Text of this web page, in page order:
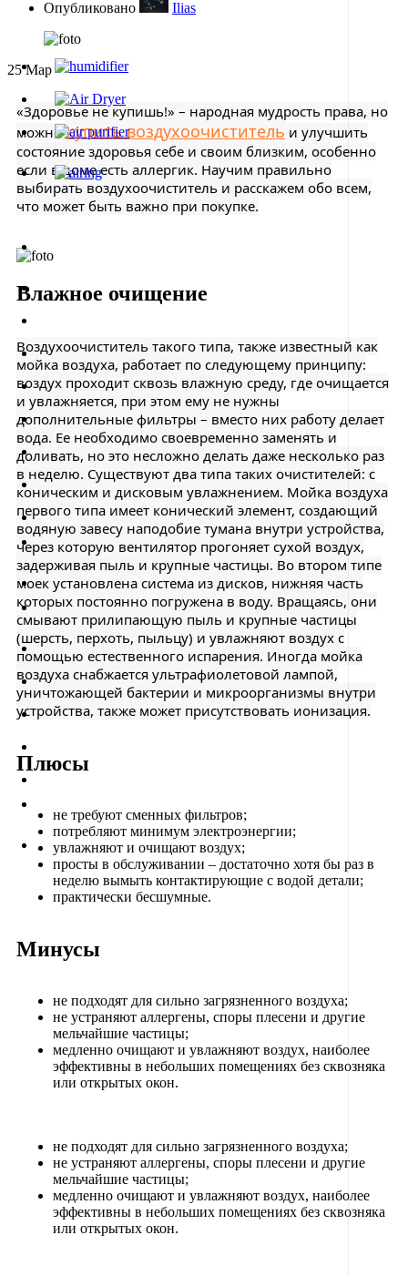
Опубликовано Ilias
25Мар
«Здоровье не купишь!» – народная мудрость права, но
можнокупить воздухоочиститель и улучшить
состояние здоровья себе и своим близким, особенно
если в доме есть аллергик. Научим правильно
выбирать воздухоочиститель и расскажем обо всем,
что может быть важно при покупке.
Влажное очищение
Воздухоочиститель такого типа, также известный как
мойка воздуха, работает по следующему принципу:
воздух проходит сквозь влажную среду, где очищается
и увлажняется, при этом ему не нужны
дополнительные фильтры – вместо них работу делает
вода. Ее необходимо своевременно заменять и
доливать, но это несложно делать даже несколько раз
в неделю. Существуют два типа таких очистителей: с
коническим и дисковым увлажнением. Мойка воздуха
первого типа имеет конический элемент, создающий
водяную завесу наподобие тумана внутри устройства,
через которую вентилятор прогоняет сухой воздух,
задерживая пыль и крупные частицы. Во втором типе
моек установлена система из дисков, нижняя часть
которых постоянно погружена в воду. Вращаясь, они
смывают прилипающую пыль и крупные частицы
(шерсть, перхоть, пыльцу) и увлажняют воздух с
помощью естественного испарения. Иногда мойка
воздуха снабжается ультрафиолетовой лампой,
уничтожающей бактерии и микроорганизмы внутри
устройства, также может присутствовать ионизация.
Плюсы
не требуют сменных фильтров;
потребляют минимум электроэнергии;
увлажняют и очищают воздух;
просты в обслуживании – достаточно хотя бы раз в
неделю вымыть контактирующие с водой детали;
практически бесшумные.
Минусы
не подходят для сильно загрязненного воздуха;
не устраняют аллергены, споры плесени и другие
мельчайшие частицы;
медленно очищают и увлажняют воздух, наиболее
эффективны в небольших помещениях без сквозняка
или открытых окон.
не подходят для сильно загрязненного воздуха;
не устраняют аллергены, споры плесени и другие
мельчайшие частицы;
медленно очищают и увлажняют воздух, наиболее
эффективны в небольших помещениях без сквозняка
или открытых окон.